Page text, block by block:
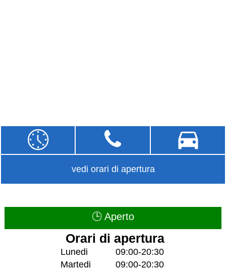
vedi orari di apertura
🕒 Aperto
Orari di apertura
Lunedi
09:00-20:30
Martedi
09:00-20:30